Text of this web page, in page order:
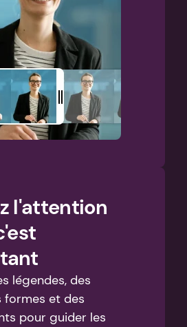
l'attention
légendes, des
formes et des
pour guider les